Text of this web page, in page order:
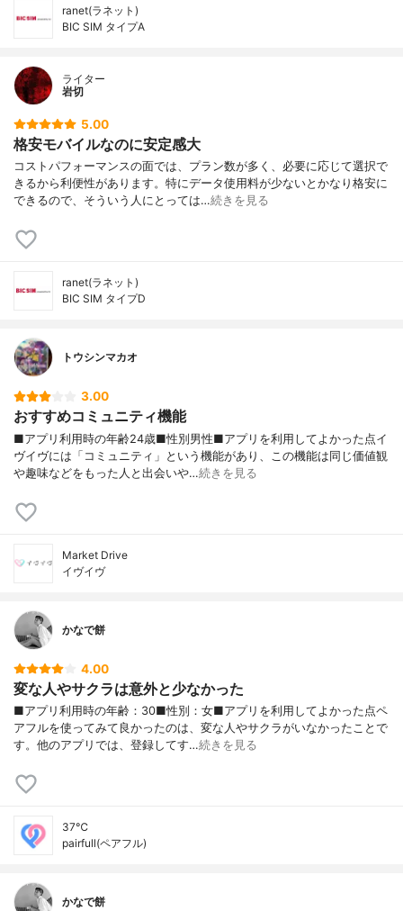
ranet(ラネット)
BIC SIM タイプA
ライター
岩切
5.00
格安モバイルなのに安定感大
コストパフォーマンスの面では、プラン数が多く、必要に応じて選択で
きるから利便性があります。特にデータ使用料が少ないとかなり格安に
できるので、そういう人にとっては…続きを見る
ranet(ラネット)
BIC SIM タイプD
トウシンマカオ
3.00
おすすめコミュニティ機能
■アプリ利用時の年齢24歳■性別男性■アプリを利用してよかった点イ
ヴイヴには「コミュニティ」という機能があり、この機能は同じ価値観
や趣味などをもった人と出会いや…続きを見る
Market Drive
イヴイヴ
かなで餅
4.00
変な人やサクラは意外と少なかった
■アプリ利用時の年齢：30■性別：女■アプリを利用してよかった点ペ
アフルを使ってみて良かったのは、変な人やサクラがいなかったことで
す。他のアプリでは、登録してす…続きを見る
37℃
pairfull(ペアフル)
かなで餅